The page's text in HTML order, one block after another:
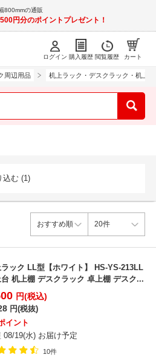
800mmの通販
500円分のポイントプレゼント！
ログイン 購入履歴 閲覧履歴 カート
周辺用品 机上ラック・デスクラック・机上
込む (1)
ック LL型【ホワイト】 HS-YS-213LL
机上棚 デスクラック 卓上棚 デスク...
円(税込)
円(税抜)
イント
08/19(水) お届け予定
10件